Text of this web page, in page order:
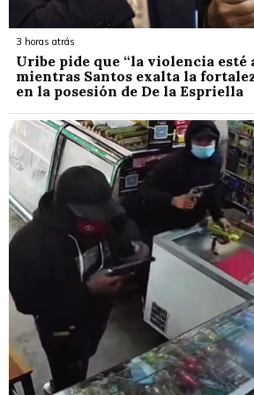
3 horas atrás
Uribe pide que “la violencia esté
mientras Santos exalta la
en la posesión de De la Espriella